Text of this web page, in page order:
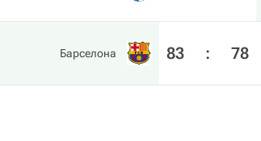
Барселона 83 : 78